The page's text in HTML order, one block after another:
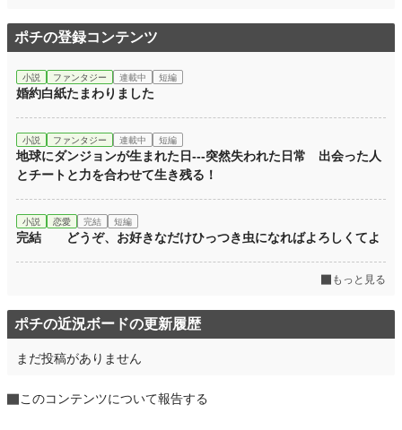
ポチの登録コンテンツ
小説 ファンタジー 連載中 短編
婚約白紙たまわりました
小説 ファンタジー 連載中 短編
地球にダンジョンが生まれた日---突然失われた日常 出会った人
とチートと力を合わせて生き残る！
小説 恋愛 完結 短編
完結 どうぞ、お好きなだけひっつき虫になればよろしくてよ
もっと見る
ポチの近況ボードの更新履歴
まだ投稿がありません
このコンテンツについて報告する